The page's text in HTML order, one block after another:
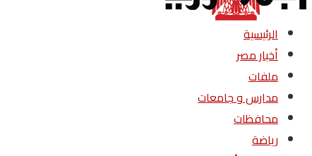
الرئيسية
أخبار مصر
ملفات
مدارس و جامعات
محافظات
رياضة